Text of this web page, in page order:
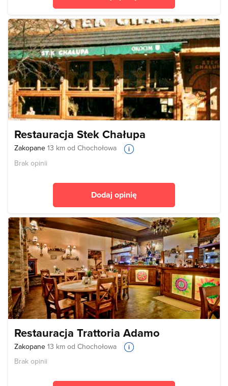
Restauracja Stek Chałupa
Zakopane 13 km od Chochołowa
Brak opinii
Dodaj opinię
Restauracja Trattoria Adamo
Zakopane 13 km od Chochołowa
Brak opinii